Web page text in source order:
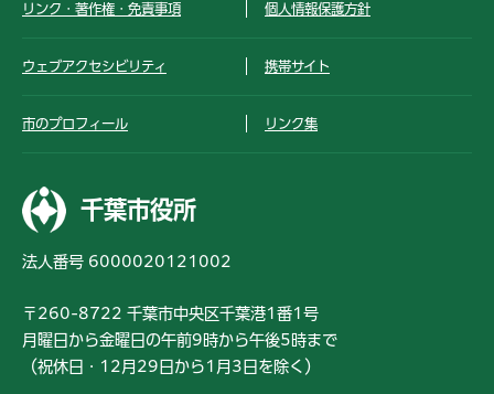
リンク・著作権・免責事項 個人情報保護方針
ウェブアクセシビリティ 携帯サイト
市のプロフィール リンク集
千葉市役所
法人番号 6000020121002
〒260-8722 千葉市中央区千葉港1番1号
月曜日から金曜日の午前9時から午後5時まで
（祝休日・12月29日から1月3日を除く）